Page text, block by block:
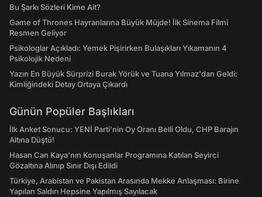
Bu Şarkı Sözleri Kime Ait?
Game of Thrones Hayranlarına Büyük Müjde! İlk Sinema Filmi
Resmen Geliyor
Psikologlar Açıkladı: Yemek Pişirirken Bulaşıkları Yıkamanın 4
Psikolojik Nedeni
Yazın En Büyük Sürprizi Burak Yörük ve Tuana Yılmaz'dan Geldi:
Kimliğindeki Detay Ortaya Çıkardı
Günün Popüler Başlıkları
İlk Anket Sonucu: YENİ Parti'nin Oy Oranı Belli Oldu, CHP Barajın
Altına Düştü!
Hasan Can Kaya’nın Konuşanlar Programına Katılan Seyirci
Gözaltına Alınıp Sınır Dışı Edildi
Türkiye, Arabistan ve Pakistan Arasında Mekke Anlaşması: Birine
Yapılan Saldırı Hepsine Yapılmış Sayılacak